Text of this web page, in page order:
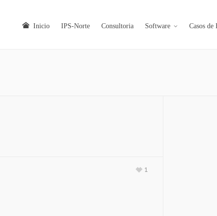
Inicio IPS-Norte Consultoria Software Casos de
1